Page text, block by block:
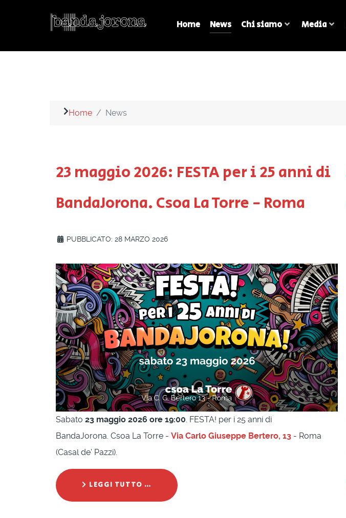
Home News Chi siamo Media
Home News
23 maggio 2026: FESTA per i 25 anni di
BandaJorona. Csoa La Torre - Roma
PUBBLICATO: 28 MARZO 2026
Sabato 23 maggio 2026 ore 19:00. FESTA! per i 25 anni di
BandaJorona. Csoa La Torre - Via Carlo Giuseppe Bertero, 13 - Roma
(Casal de' Pazzi).
LEGGI TUTTO …